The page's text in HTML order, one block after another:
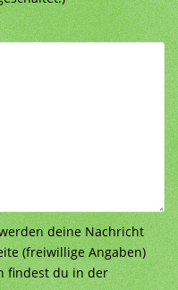
deine Nachricht
(freiwillige Angaben)
findest du in der